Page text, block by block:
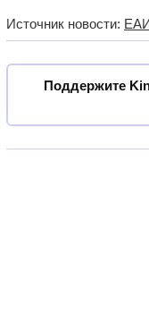
Источник новости:
Поддержите